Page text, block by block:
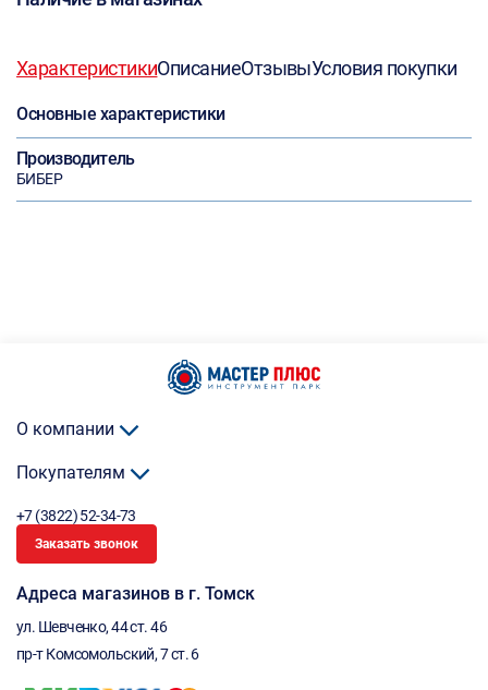
ХарактеристикиОписаниеОтзывыУсловия покупки
Основные характеристики
Производитель
БИБЕР
О компании
Покупателям
+7 (3822) 52-34-73
Заказать звонок
Адреса магазинов в г. Томск
ул. Шевченко, 44 ст. 46
пр-т Комсомольский, 7 ст. 6